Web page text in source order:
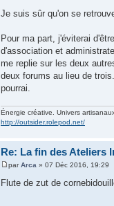
Je suis sûr qu'on se
Pour ma part, j'éviterai
d'association et
me replie sur les deux
deux forums au lieu de
pourrai.
Énergie créative. Univers
http://outsider.rolepod.net/
Re: La fin des Ateliers
parArca » 07 Déc 2016, 19:29
Flute de zut de